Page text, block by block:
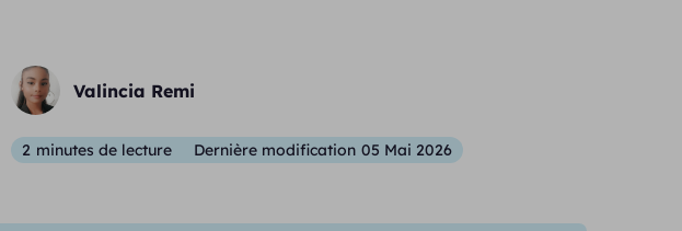
Valincia Remi
2 minutes de lecture Dernière modification 05 Mai 2026